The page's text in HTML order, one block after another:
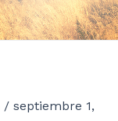
/ septiembre 1,